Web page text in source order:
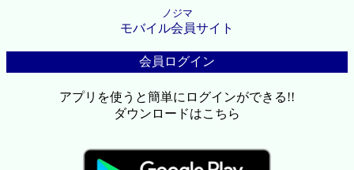
ノジマ
モバイル会員サイト
会員ログイン
アプリを使うと簡単にログインができる!!
ダウンロードはこちら